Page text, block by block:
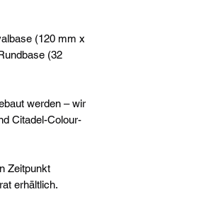
(120 mm x
(32
werden – wir
Citadel-Colour-
Zeitpunkt
erhältlich.